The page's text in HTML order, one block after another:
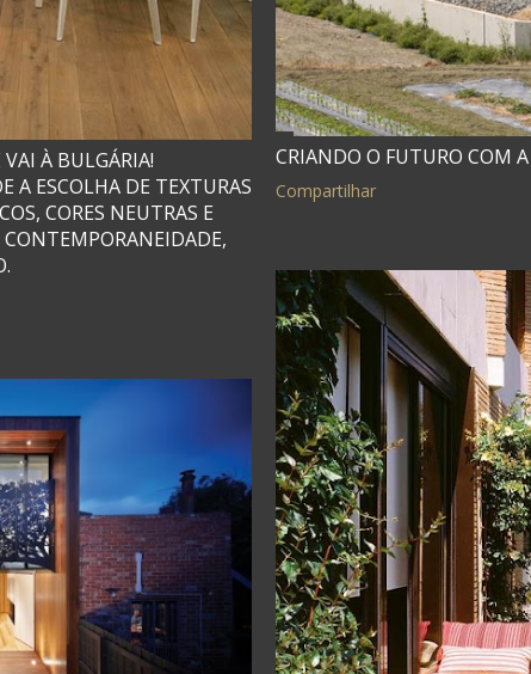
À BULGÁRIA!
A ESCOLHA DE TEXTURAS
CORES NEUTRAS E
CRIANDO O FUTURO COM
Compartilhar